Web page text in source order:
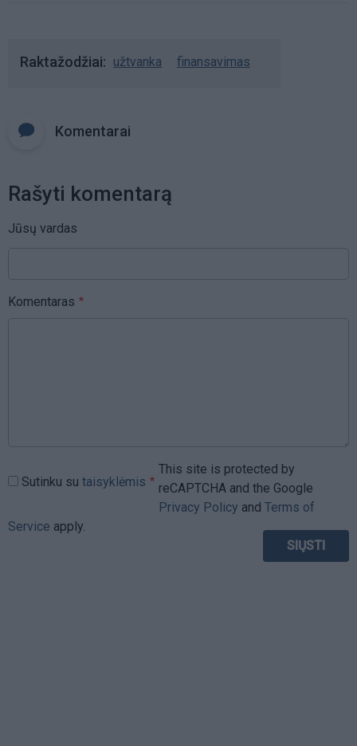
Raktažodžiai užtvanka finansavimas
Komentarai
Rašyti komentarą
Jūsų vardas
Komentaras
Sutinku su taisyklėmis
This site is protected by
reCAPTCHA and the Google
Privacy Policy and Terms of
Service apply.